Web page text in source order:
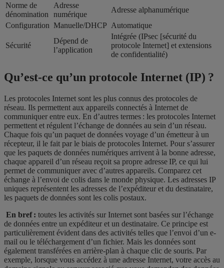
Norme de
dénomination
Adresse
numérique
Adresse alphanumérique
Configuration Manuelle/DHCP Automatique
Sécurité
Dépend de
l’application
Intégrée (IPsec [sécurité du
protocole Internet] et extensions
de confidentialité)
Qu’est-ce qu’un protocole Internet (IP) ?
Les protocoles Internet sont les plus connus des protocoles de
réseau. Ils permettent aux appareils connectés à Internet de
communiquer entre eux. En d’autres termes : les protocoles Internet
permettent et régulent l’échange de données au sein d’un réseau.
Chaque fois qu’un paquet de données voyage d’un émetteur à un
récepteur, il le fait par le biais de protocoles Internet. Pour s’assurer
que les paquets de données numériques arrivent à la bonne adresse,
chaque appareil d’un réseau reçoit sa propre adresse IP, ce qui lui
permet de communiquer avec d’autres appareils. Comparez cet
échange à l’envoi de colis dans le monde physique. Les adresses IP
uniques représentent les adresses de l’expéditeur et du destinataire,
les paquets de données sont les colis postaux.
En bref : toutes les activités sur Internet sont basées sur l’échange
de données entre un expéditeur et un destinataire. Ce principe est
particulièrement évident dans des activités telles que l’envoi d’un e-
mail ou le téléchargement d’un fichier. Mais les données sont
également transférées en arrière-plan à chaque clic de souris. Par
exemple, lorsque vous accédez à une adresse Internet, votre accès au